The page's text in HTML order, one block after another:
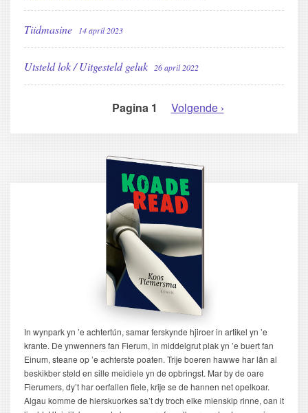
Tiidmasine 14 april 2023
Utsteld lok / Uitgesteld geluk 26 april 2022
Pagina 1
Volgende
Volgende ›
In wynpark yn ’e achtertún, samar ferskynde hjiroer in artikel yn ’e
krante. De ynwenners fan Fierum, in middelgrut plak yn ’e buert fan
Einum, steane op ’e achterste poaten. Trije boeren hawwe har lân al
beskikber steld en sille meidiele yn de opbringst. Mar by de oare
Fierumers, dy’t har oerfallen fiele, krije se de hannen net opelkoar.
Algau komme de hierskuorkes sa’t dy troch elke mienskip rinne, oan it